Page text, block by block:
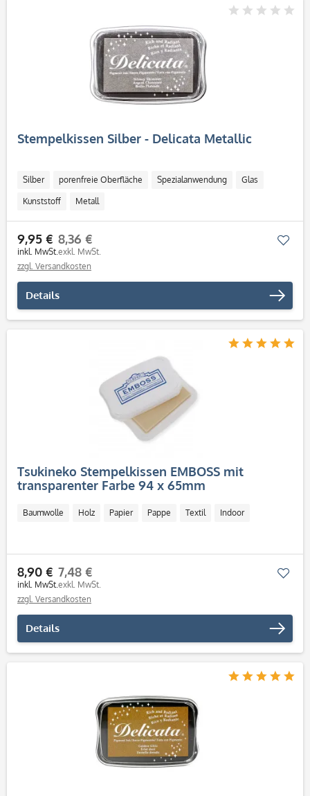
Stempelkissen Silber - Delicata Metallic
Silber porenfreie Oberfläche Spezialanwendung Glas
Kunststoff Metall
9,95 €
inkl. MwSt.
8,36 €
exkl. MwSt.
zzgl. Versandkosten
Details
Tsukineko Stempelkissen EMBOSS mit
transparenter Farbe 94 x 65mm
Baumwolle Holz Papier Pappe Textil Indoor
8,90 €
inkl. MwSt.
7,48 €
exkl. MwSt.
zzgl. Versandkosten
Details